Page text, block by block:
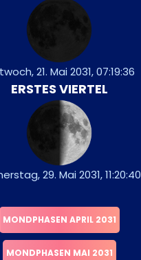
21. Mai 2031, 07:19:36
ERSTES VIERTEL
29. Mai 2031, 11:20:40
MONDPHASEN APRIL 2031
MONDPHASEN MAI 2031